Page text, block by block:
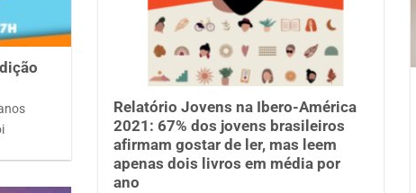
Relatório Jovens na Ibero-América
2021: 67% dos jovens brasileiros
afirmam gostar de ler, mas leem
apenas dois livros em média por
ano